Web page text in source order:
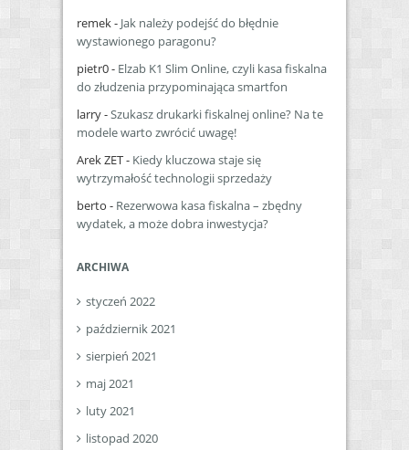
remek- Jak należy podejść do błędnie
wystawionego paragonu?
pietr0- Elzab K1 Slim Online, czyli kasa fiskalna
do złudzenia przypominająca smartfon
larry-Szukasz drukarki fiskalnej online? Na te
modele warto zwrócić uwagę!
Arek ZET- Kiedy kluczowa staje się
wytrzymałość technologii sprzedaży
berto - Rezerwowa kasa fiskalna – zbędny
wydatek, a może dobra inwestycja?
ARCHIWA
styczeń 2022
październik 2021
sierpień 2021
maj 2021
luty 2021
listopad 2020